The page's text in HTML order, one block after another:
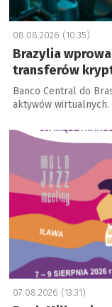
08.08.2026 (10:35)
Brazylia
transferów
Banco Central do
aktywów wirtualnych.
a
07.08.2026 (13:31)